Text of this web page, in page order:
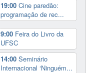
19:00Cine paredão:
programação de rec...
9:00 Feira do Livro da
UFSC
14:00Seminário
Internacional ‘Ninguém...